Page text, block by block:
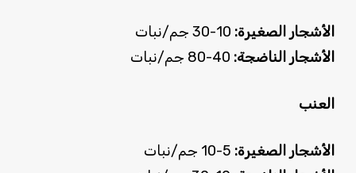
الأشجار الصغيرة:
الأشجار الناضجة:
العنب
الأشجار الصغيرة: